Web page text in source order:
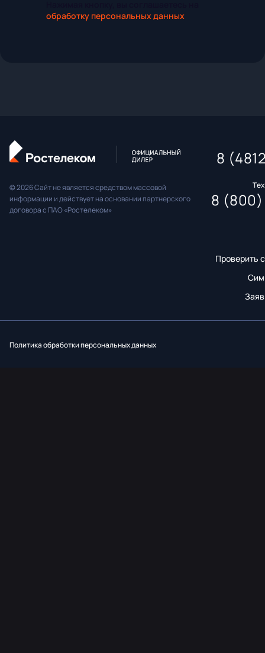
обработку персональных данных
© 2026 Сайт не является средством массовой
информации и действует на основании партнерского
договора с ПАО «Ростелеком»
Проверить
8
8
Политика обработки персональных данных